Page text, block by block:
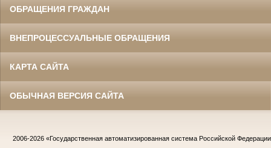
ОБРАЩЕНИЯ ГРАЖДАН
ВНЕПРОЦЕССУАЛЬНЫЕ ОБРАЩЕНИЯ
КАРТА САЙТА
ОБЫЧНАЯ ВЕРСИЯ САЙТА
2006-2026 «Государственная автоматизированная система Российской